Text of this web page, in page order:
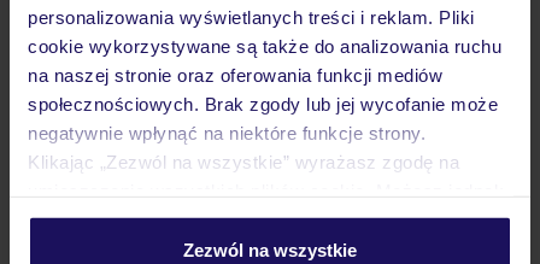
personalizowania wyświetlanych treści i reklam. Pliki
cookie wykorzystywane są także do analizowania ruchu
na naszej stronie oraz oferowania funkcji mediów
społecznościowych. Brak zgody lub jej wycofanie może
negatywnie wpłynąć na niektóre funkcje strony.
Klikając „Zezwól na wszystkie” wyrażasz zgodę na
personalizować swój wybór wchodząc w zakładkę
Zezwól na wszystkie
Pokoje
Wyżywienie
Atrakcje